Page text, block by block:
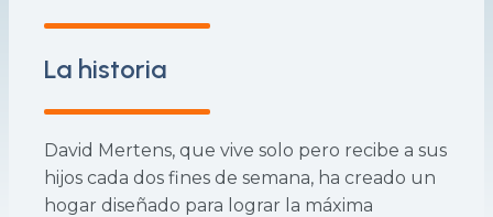
La historia
David Mertens, que vive solo pero recibe a sus
hijos cada dos fines de semana, ha creado un
hogar diseñado para lograr la máxima